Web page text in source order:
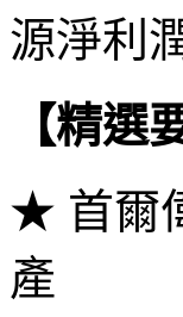
源淨利
【精選
★ 首爾
產